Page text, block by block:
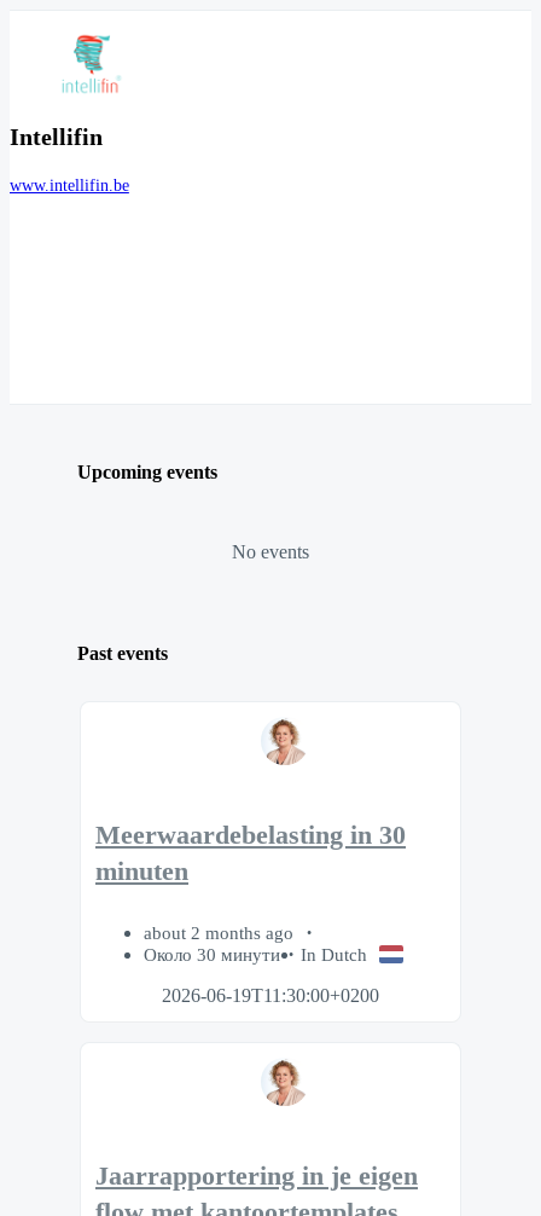
Intellifin
www.intellifin.be
Upcoming events
No events
Past events
Meerwaardebelasting in 30
minuten
about 2 months ago
Около 30 минути
In Dutch
2026-06-19T11:30:00+0200
Jaarrapportering in je eigen